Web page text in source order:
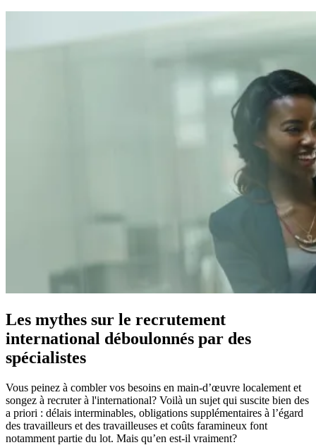
Les mythes sur le recrutement
international déboulonnés par des
spécialistes
Vous peinez à combler vos besoins en main-d’œuvre localement et
songez à recruter à l'international? Voilà un sujet qui suscite bien des
a priori : délais interminables, obligations supplémentaires à l’égard
des travailleurs et des travailleuses et coûts faramineux font
notamment partie du lot. Mais qu’en est-il vraiment?